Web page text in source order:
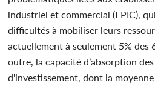
industriel et commercial (EPIC),
difficultés à mobiliser leurs
actuellement à seulement 5% des
outre, la capacité d’absorption
d'investissement, dont la